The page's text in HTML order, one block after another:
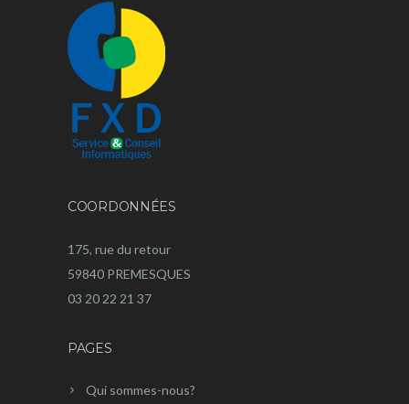
COORDONNÉES
175, rue du retour
59840 PREMESQUES
03 20 22 21 37
PAGES
Qui sommes-nous?